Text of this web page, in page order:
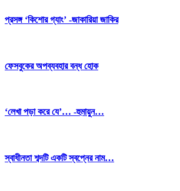
প্রসঙ্গ ‘কিশোর গ্যাং’ -জাকারিয়া জাকির
ফেসবুকের অপব্যবহার বন্ধ হোক
‘লেখা পড়া করে যে’… -হুমায়ুন…
স্বাধীনতা শব্দটি একটি স্বপ্নের নাম…